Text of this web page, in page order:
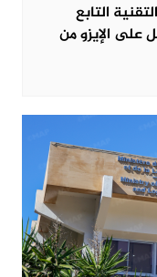
التابع
على الإيزو من